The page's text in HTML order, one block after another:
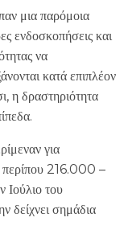
μια παρόμοια
ενδοσκοπήσεις και
να
κατά επιπλέον
η δραστηριότητα
για
περίπου 216.000 –
Ιούλιο του
δείχνει σημάδια